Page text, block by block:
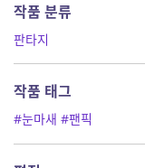
작품 분류
판타지
작품 태그
#눈마새 #팬픽